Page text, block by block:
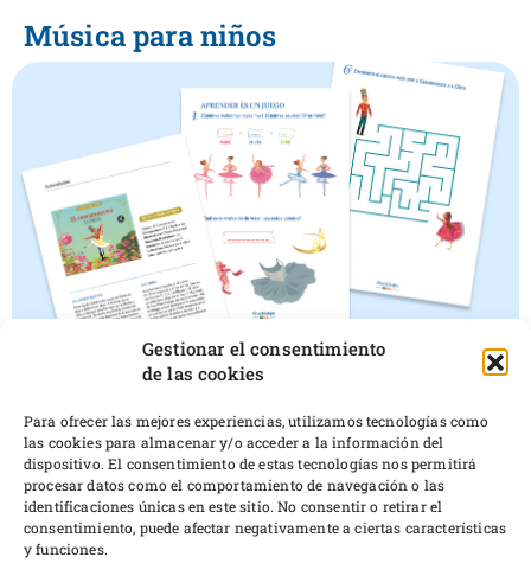
Gestionar el consentimiento
de las cookies
Para ofrecer las mejores experiencias, utilizamos tecnologías como
las cookies para almacenar y/o acceder a la información del
dispositivo. El consentimiento de estas tecnologías nos permitirá
procesar datos como el comportamiento de navegación o las
identificaciones únicas en este sitio. No consentir o retirar el
consentimiento, puede afectar negativamente a ciertas características
y funciones.
Música para niños